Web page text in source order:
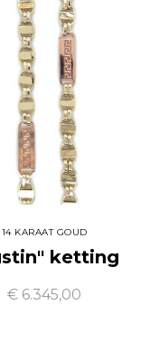
14 KARAAT GOUD
ketting
€ 6.345,00